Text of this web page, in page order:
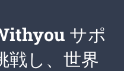
サポ
戦し、世界